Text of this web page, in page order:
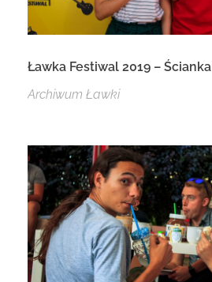
Ławka Festiwal 2019 – Ścianka
Archiwum Ławki